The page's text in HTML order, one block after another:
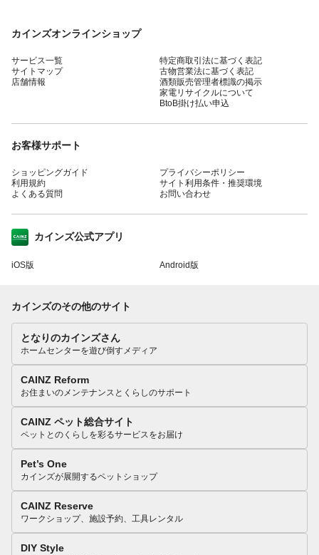
カインズオンラインショップ
サービス一覧
サイトマップ
店舗情報
特定商取引法に基づく表記
古物営業法に基づく表記
酒類販売管理者標識の掲示
家電リサイクルについて
BtoB掛け払い申込
お客様サポート
ショッピングガイド
利用規約
よくある質問
プライバシーポリシー
サイト利用条件・推奨環境
お問い合わせ
カインズ公式アプリ
iOS版 Android版
カインズのその他のサイト
となりのカインズさん
ホームセンターを遊び倒すメディア
CAINZ Reform
お住まいのメンテナンスとくらしのサポート
CAINZ ペット総合サイト
ペットとのくらしを彩るサービスをお届け
Pet’s One
カインズが展開するペットショップ
CAINZ Reserve
ワークショップ、施設予約、工具レンタル
DIY Style